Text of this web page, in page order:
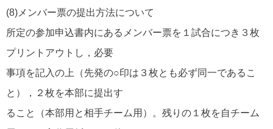
(8)メンバー票の提出方法について
所定の参加申込書内にあるメンバー票を１試合につき３枚
プリントアウトし，必要
事項を記入の上（先発の○印は３枚とも必ず同一であるこ
と），２枚を本部に提出す
ること（本部用と相手チーム用）。残りの１枚を自チーム